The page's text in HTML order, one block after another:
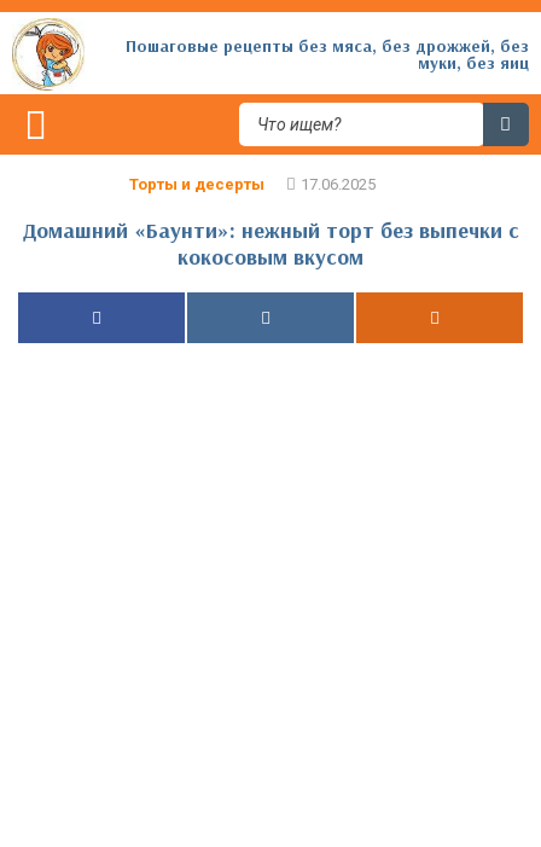
Пошаговые рецепты без мяса, без дрожжей, без
муки, без яиц
Торты и десерты
Домашний «Баунти»: нежный торт без выпечки с
кокосовым вкусом